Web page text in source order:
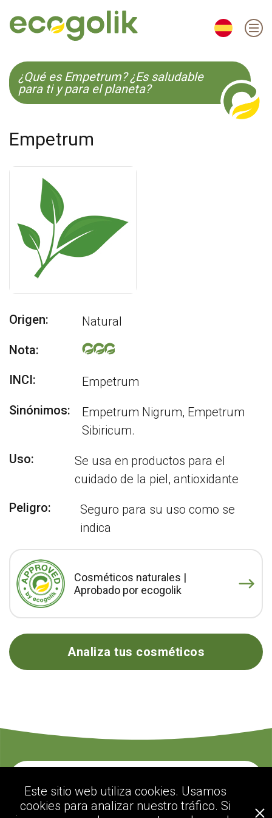
EN ES CS KO
¿Qué es Empetrum? ¿Es saludable
para ti y para el planeta?
Empetrum
Origen:
Natural
Nota:
INCI:
Empetrum
Sinónimos:
Empetrum Nigrum, Empetrum
Sibiricum.
Uso:
Se usa en productos para el
cuidado de la piel, antioxidante
Peligro:
Seguro para su uso como se
indica
Cosméticos naturales |
Aprobado por ecogolik
Analiza tus cosméticos
Este sitio web utiliza cookies. Usamos
cookies para analizar nuestro tráfico. Si